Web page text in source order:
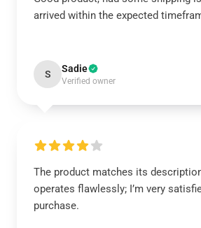
arrived within the expected
S Sadie
Verified owner
The product matches its
operates flawlessly; I’m very
purchase.